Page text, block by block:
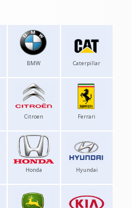
BMW Caterpillar
Citroen Ferrari
Honda Hyundai